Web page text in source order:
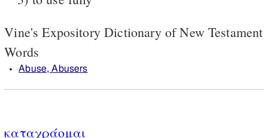
Vine's Expository Dictionary of New Testament
Words
Abuse, Abusers
καταχράομαι